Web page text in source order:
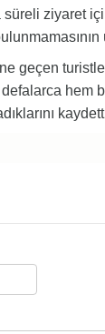
süreli ziyaret
geçen
defalarca